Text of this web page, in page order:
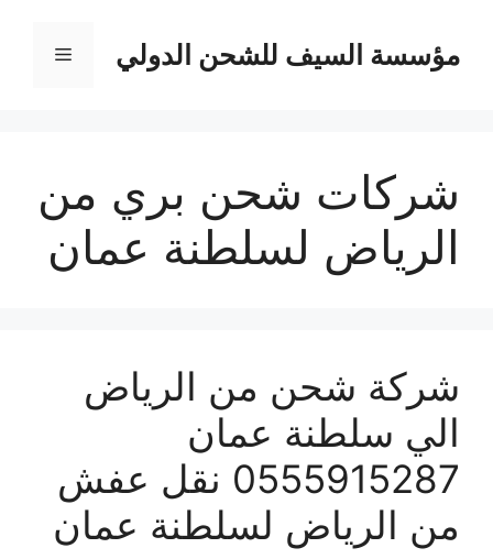
المحتوىمؤسسة السيف للشحن الدولي القائمة
شركات شحن بري من
الرياض لسلطنة عمان
شركة شحن من الرياض
الي سلطنة عمان
0555915287 نقل عفش
من الرياض لسلطنة عمان